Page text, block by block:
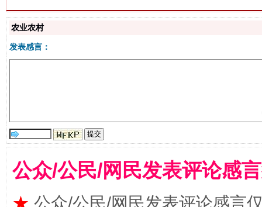
农业农村
发表感言：
公众/公民/网民发表评论感
★ 公众/公民/网民发表评论感言